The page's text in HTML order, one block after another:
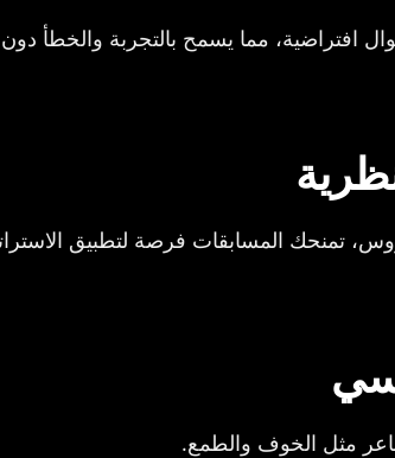
افتراضية، مما يسمح بالتجربة والخطأ
تمنحك المسابقات فرصة لتطبيق
مثل الخوف والطمع.